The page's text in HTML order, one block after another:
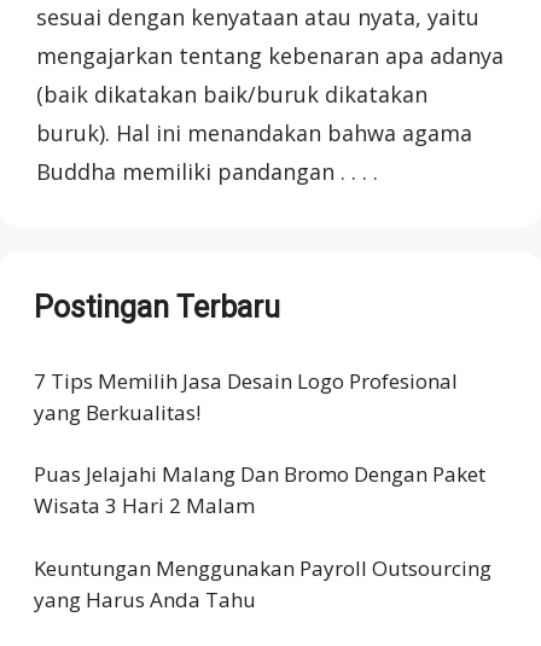
sesuai dengan kenyataan atau nyata, yaitu
mengajarkan tentang kebenaran apa adanya
(baik dikatakan baik/buruk dikatakan
buruk). Hal ini menandakan bahwa agama
Buddha memiliki pandangan . . . .
Postingan Terbaru
7 Tips Memilih Jasa Desain Logo Profesional
yang Berkualitas!
Puas Jelajahi Malang Dan Bromo Dengan Paket
Wisata 3 Hari 2 Malam
Keuntungan Menggunakan Payroll Outsourcing
yang Harus Anda Tahu